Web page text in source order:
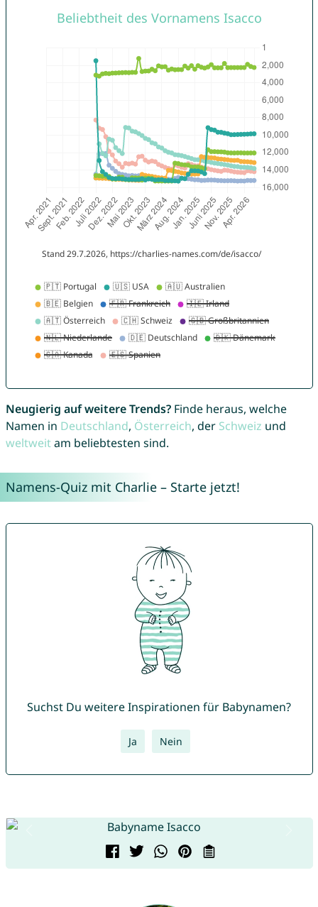
Neugierig auf weitere Trends?Finde heraus, welche
Namen in Deutschland, Österreich, der Schweiz und
weltweitam beliebtesten sind.
Namens-Quiz mit Charlie – Starte jetzt!
Suchst Du weitere Inspirationen für Babynamen?
Ja Nein